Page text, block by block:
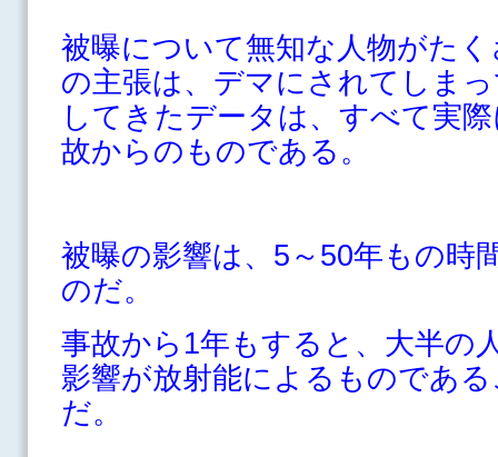
被曝について無知な人物がた
の主張は、デマにされてしま
してきたデータは、すべて実
故からのものである。
被曝の影響は、5～50年もの時
のだ。
事故から1年もすると、大半の
影響が放射能によるものであ
だ。